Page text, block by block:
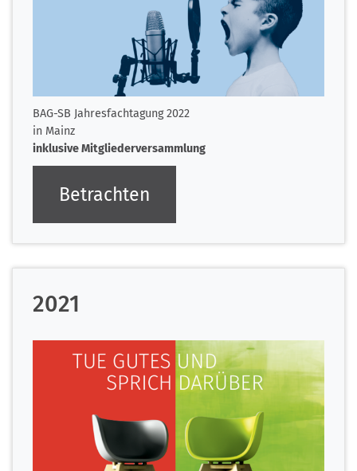
BAG-SB Jahresfachtagung 2022
in Mainz
inklusive Mitgliederversammlung
Betrachten
2021